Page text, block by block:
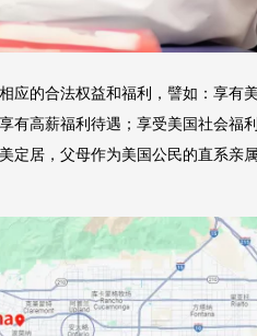
应的合法权益和福利，譬如：享有
有高薪福利待遇；享受美国社会福
定居，父母作为美国公民的直系亲